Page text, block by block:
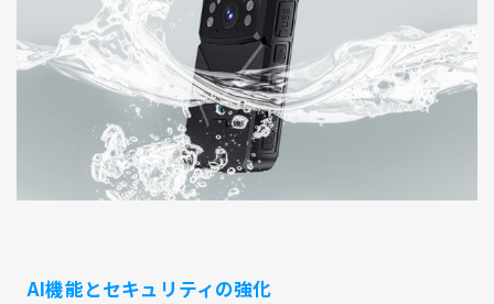
AI機能とセキュリティの強化